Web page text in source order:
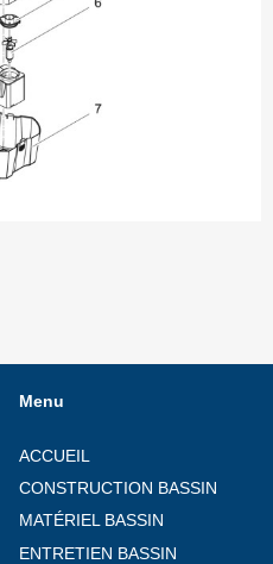
Menu
ACCUEIL
CONSTRUCTION BASSIN
MATÉRIEL BASSIN
ENTRETIEN BASSIN